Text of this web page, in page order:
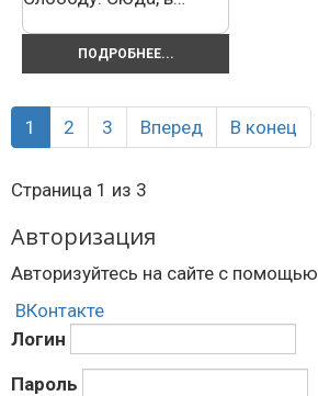
ПОДРОБНЕЕ...
1 2 3 Вперед В конец
Страница 1 из 3
Авторизация
Авторизуйтесь на сайте с помощью
ВКонтакте
Логин
Пароль